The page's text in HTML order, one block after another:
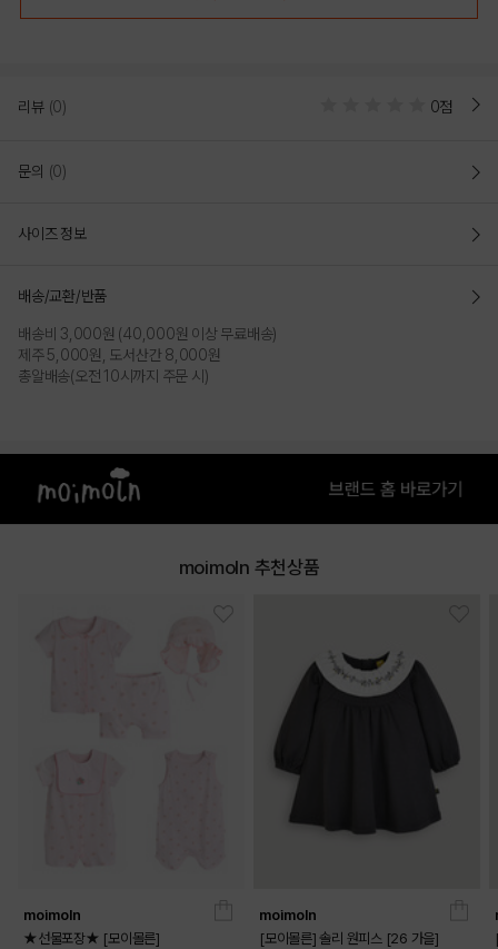
[모이몰른] UV차단 문브리즈바람막이점퍼 [26 여름]
PRODUCT VIEW
리뷰 (0) 0점
문의 (0)
사이즈 정보
배송/교환/반품
배송비 3,000원 (40,000원 이상 무료배송)
제주 5,000원, 도서산간 8,000원
총알배송(오전 10시까지 주문 시)
moimoln 추천상품
moimoln
★선물포장★ [모이몰른]
moimoln
[모이몰른] 솔리 원피스 [26 가을]